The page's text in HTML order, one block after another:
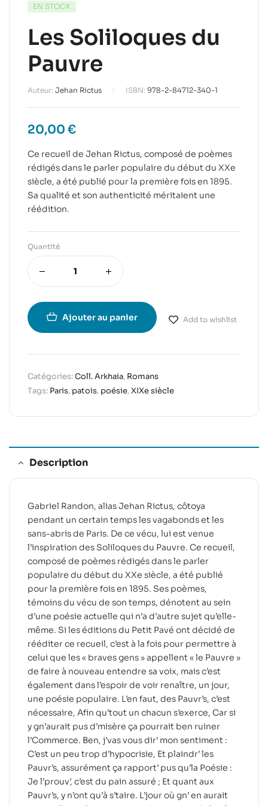
EN STOCK
Les Soliloques du
Pauvre
Auteur: Jehan Rictus ISBN: 978-2-84712-340-1
20,00 €
Ce recueil de Jehan Rictus, composé de poèmes
rédigés dans le parler populaire du début du XXe
siècle, a été publié pour la première fois en 1895.
Sa qualité et son authenticité méritaient une
réédition.
Quantité
Ajouter au panier Add to wishlist
Catégories:Coll. Arkhaia, Romans
Tags: Paris, patois, poésie,XIXe siècle
Description
Gabriel Randon, alias Jehan Rictus, côtoya
pendant un certain temps les vagabonds et les
sans-abris de Paris. De ce vécu, lui est venue
l’inspiration des Soliloques du Pauvre. Ce recueil,
composé de poèmes rédigés dans le parler
populaire du début du XXe siècle, a été publié
pour la première fois en 1895. Ses poèmes,
témoins du vécu de son temps, dénotent au sein
d’une poésie actuelle qui n’a d’autre sujet qu’elle-
même. Si les éditions du Petit Pavé ont décidé de
rééditer ce recueil, c’est à la fois pour permettre à
celui que les « braves gens » appellent « le Pauvre »
de faire à nouveau entendre sa voix, mais c’est
également dans l’espoir de voir renaître, un jour,
une poésie populaire. L’en faut, des Pauvr’s, c’est
nécessaire, Afin qu’tout un chacun s’exerce, Car si
y gn’aurait pus d’misère ça pourrait ben ruiner
l’Commerce. Ben, j’vas vous dir’ mon sentiment :
C’est un peu trop d’hypocrisie, Et plaindr’ les
Pauvr’s, assurément ça rapport’ pus qu’la Poésie :
Je l’prouv’, c’est du pain assuré ; Et quant aux
Pauvr’s, y n’ont qu’à s’taire. L’jour où gn’ en aurait